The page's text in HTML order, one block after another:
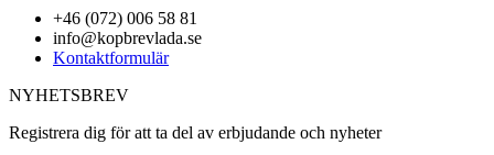
+46 (072) 006 58 81
info@kopbrevlada.se
Kontaktformulär
NYHETSBREV
Registrera dig för att ta del av erbjudande och nyheter